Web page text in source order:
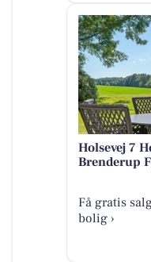
Holsevej 7
Brenderup
Få gratis
bolig ›